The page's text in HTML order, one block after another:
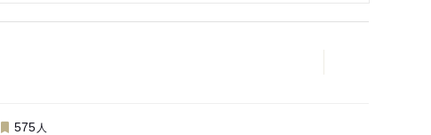
575 人